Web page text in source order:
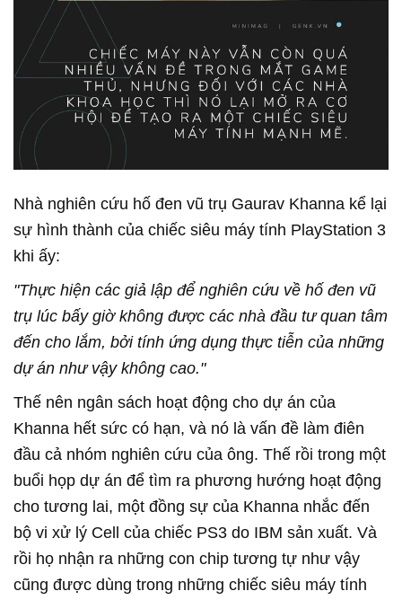
Nhà nghiên cứu hố đen vũ trụ Gaurav Khanna kể lại
sự hình thành của chiếc siêu máy tính PlayStation 3
khi ấy:
"Thực hiện các giả lập để nghiên cứu về hố đen vũ
trụ lúc bấy giờ không được các nhà đầu tư quan tâm
đến cho lắm, bởi tính ứng dụng thực tiễn của những
dự án như vậy không cao."
Thế nên ngân sách hoạt động cho dự án của
Khanna hết sức có hạn, và nó là vấn đề làm điên
đầu cả nhóm nghiên cứu của ông. Thế rồi trong một
buổi họp dự án để tìm ra phương hướng hoạt động
cho tương lai, một đồng sự của Khanna nhắc đến
bộ vi xử lý Cell của chiếc PS3 do IBM sản xuất. Và
rồi họ nhận ra những con chip tương tự như vậy
cũng được dùng trong những chiếc siêu máy tính